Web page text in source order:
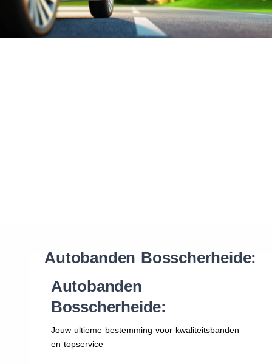
Bestel voordelig banden online
Gratis bezorgd of montage bij jou in de buurt
Seizoen:
Merken:
Autobanden Bosscherheide:
Autobanden
Bosscherheide:
Jouw ultieme bestemming voor kwaliteitsbanden
en topservice